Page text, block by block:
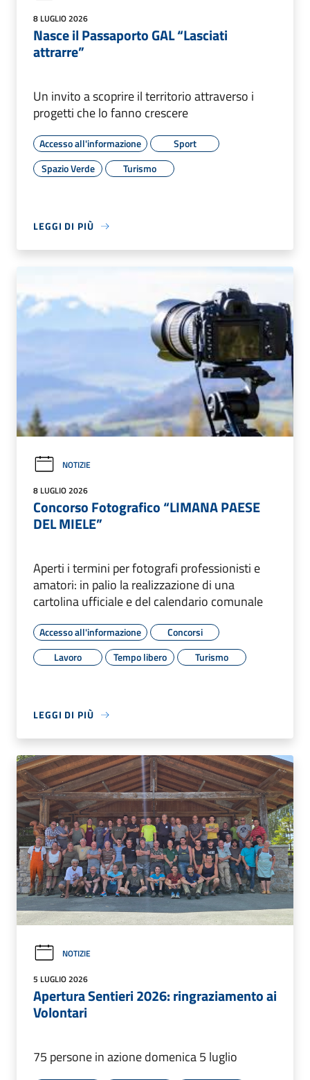
8 LUGLIO 2026
Nasce il Passaporto GAL “Lasciati
attrarre”
Un invito a scoprire il territorio attraverso i
progetti che lo fanno crescere
Accesso all'informazione
Sport
Spazio Verde
Turismo
LEGGI DI PIÙ
NOTIZIE
8 LUGLIO 2026
Concorso Fotografico “LIMANA PAESE
DEL MIELE”
Aperti i termini per fotografi professionisti e
amatori: in palio la realizzazione di una
cartolina ufficiale e del calendario comunale
Accesso all'informazione
Concorsi
Lavoro
Tempo libero Turismo
LEGGI DI PIÙ
NOTIZIE
5 LUGLIO 2026
Apertura Sentieri 2026: ringraziamento ai
Volontari
75 persone in azione domenica 5 luglio